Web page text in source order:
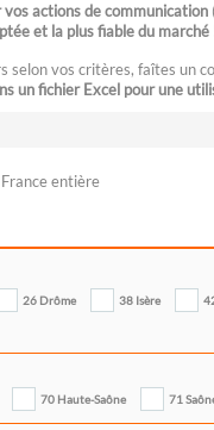
actions de communication
et la plus fiable du marché
selon vos critères, faîtes un
un fichier Excel pour une
entière
26 Drôme 38 Isère
70 Haute-Saône 71